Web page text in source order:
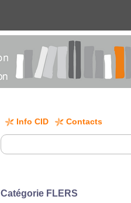
Info CID Contacts
Catégorie FLERS